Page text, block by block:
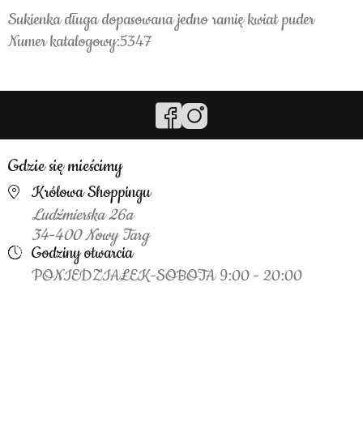
Sukienka długa dopasowana jedno ramię kwiat puder
Numer katalogowy:5347
Gdzie się mieścimy
Królowa Shoppingu
Ludźmierska 26a
34-400 Nowy Targ
Godziny otwarcia
PONIEDZIAŁEK-SOBOTA 9:00 - 20:00